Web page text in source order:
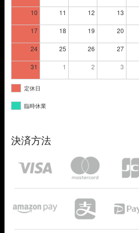
10 11 12 13
17 18 19 20
24 25 26 27
31 1 2 3
定休日
臨時休業
決済方法